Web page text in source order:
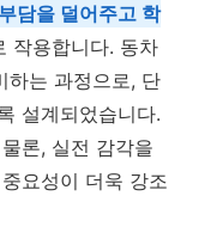
담을 덜어주고 학
작용합니다. 동차
하는 과정으로, 단
설계되었습니다.
론, 실전 감각을
요성이 더욱 강조